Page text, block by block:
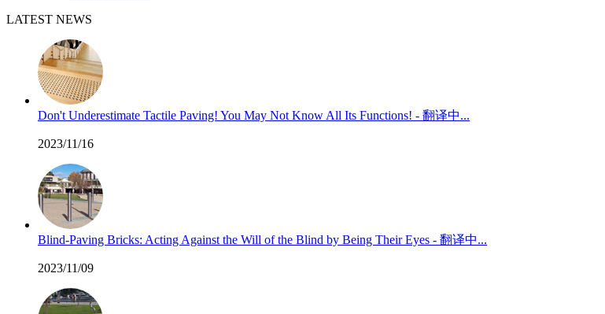
LATEST NEWS
Don't Underestimate Tactile Paving! You May Not Know All Its Functions! - 翻译中...
2023/11/16
Blind-Paving Bricks: Acting Against the Will of the Blind by Being Their Eyes - 翻译中...
2023/11/09